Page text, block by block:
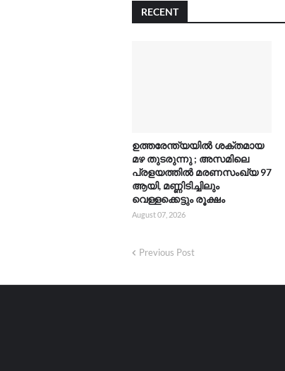
RECENT
ഉത്തരേന്ത്യയിൽ ശക്തമായ
മഴ തുടരുന്നു ; അസമിലെ
പ്രളയത്തിൽ മരണസംഖ്യ 97
ആയി, മണ്ണിടിച്ചിലും
വെള്ളക്കെട്ടും രൂക്ഷം
August 07, 2026
Previous Post